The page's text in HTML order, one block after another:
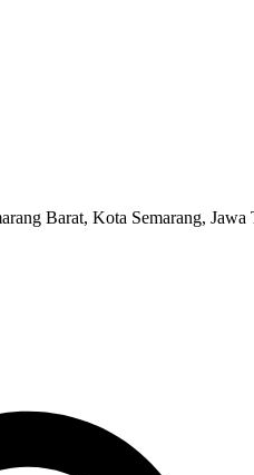
Barat, Kota Semarang, Jawa